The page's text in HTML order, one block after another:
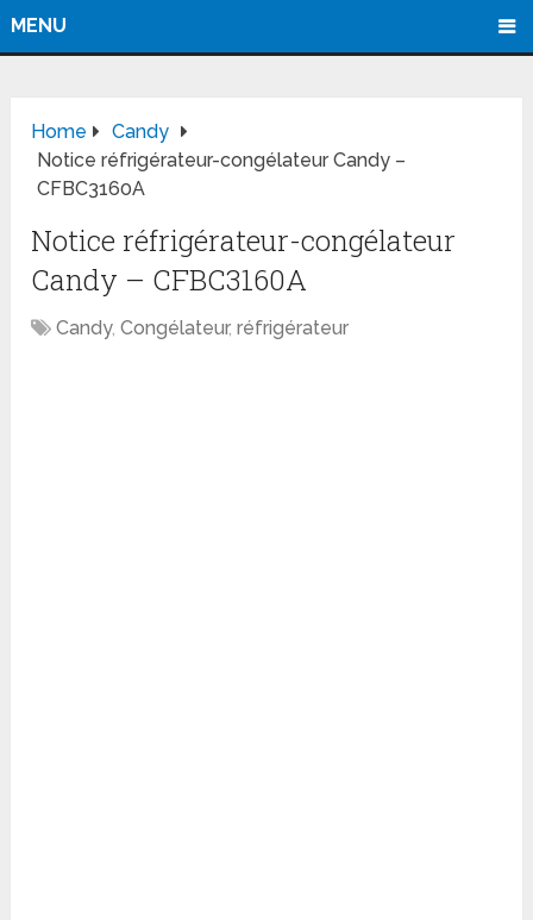
MENU
Home
Candy
Notice réfrigérateur-congélateur Candy –
CFBC3160A
Notice réfrigérateur-congélateur
Candy – CFBC3160A
Candy,Congélateur,réfrigérateur